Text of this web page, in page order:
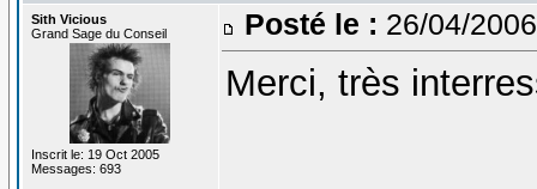
Sith Vicious
Grand Sage du Conseil
Inscrit le: 19 Oct 2005
Messages: 693
Posté le : 26/04/
Merci, très